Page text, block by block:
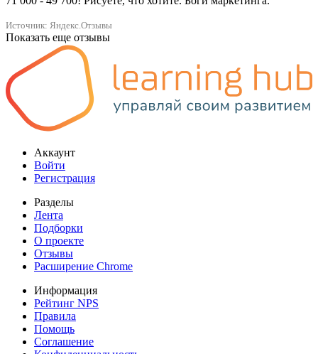
Источник: Яндекс.Отзывы
Показать еще отзывы
Аккаунт
Войти
Регистрация
Разделы
Лента
Подборки
О проекте
Отзывы
Расширение Chrome
Информация
Рейтинг NPS
Правила
Помощь
Соглашение